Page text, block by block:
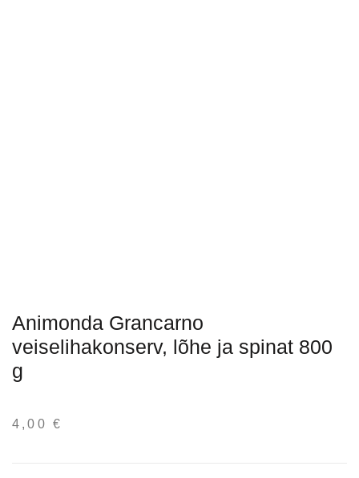
Animonda Grancarno
veiselihakonserv, lõhe ja spinat 800
g
4,00 €